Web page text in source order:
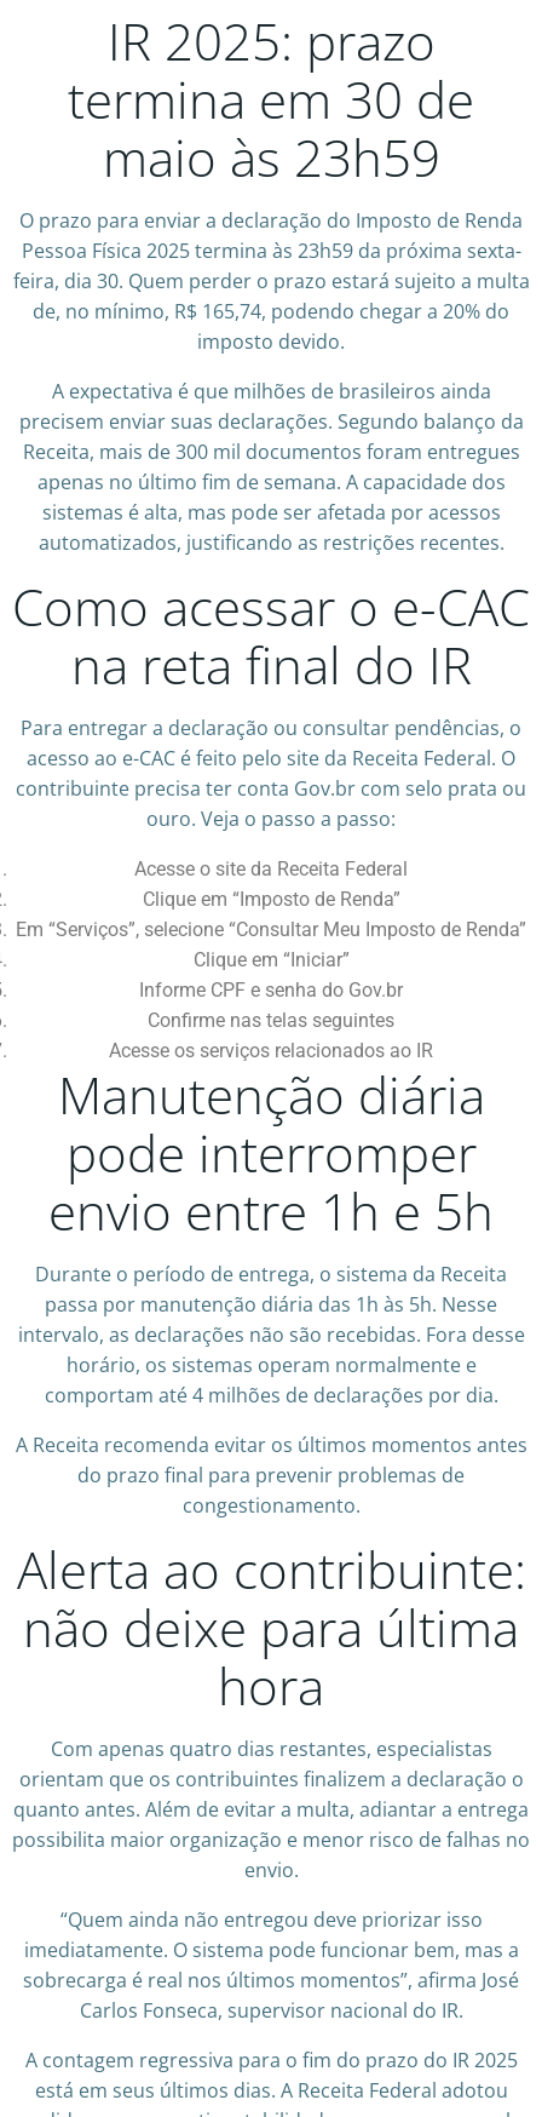
IR 2025: prazo
termina em 30 de
maio às 23h59
O prazo para enviar a declaração do Imposto de Renda
Pessoa Física 2025 termina às 23h59 da próxima sexta-
feira, dia 30. Quem perder o prazo estará sujeito a multa
de, no mínimo, R$ 165,74, podendo chegar a 20% do
imposto devido.
A expectativa é que milhões de brasileiros ainda
precisem enviar suas declarações. Segundo balanço da
Receita, mais de 300 mil documentos foram entregues
apenas no último fim de semana. A capacidade dos
sistemas é alta, mas pode ser afetada por acessos
automatizados, justificando as restrições recentes.
Como acessar o e-CAC
na reta final do IR
Para entregar a declaração ou consultar pendências, o
acesso ao e-CAC é feito pelo site da Receita Federal. O
contribuinte precisa ter conta Gov.br com selo prata ou
ouro. Veja o passo a passo:
Acesse o site da Receita Federal
Clique em “Imposto de Renda”
Em “Serviços”, selecione “Consultar Meu Imposto de Renda”
Clique em “Iniciar”
Informe CPF e senha do Gov.br
Confirme nas telas seguintes
Acesse os serviços relacionados ao IR
Manutenção diária
pode interromper
envio entre 1h e 5h
Durante o período de entrega, o sistema da Receita
passa por manutenção diária das 1h às 5h. Nesse
intervalo, as declarações não são recebidas. Fora desse
horário, os sistemas operam normalmente e
comportam até 4 milhões de declarações por dia.
A Receita recomenda evitar os últimos momentos antes
do prazo final para prevenir problemas de
congestionamento.
Alerta ao contribuinte:
não deixe para última
hora
Com apenas quatro dias restantes, especialistas
orientam que os contribuintes finalizem a declaração o
quanto antes. Além de evitar a multa, adiantar a entrega
possibilita maior organização e menor risco de falhas no
envio.
“Quem ainda não entregou deve priorizar isso
imediatamente. O sistema pode funcionar bem, mas a
sobrecarga é real nos últimos momentos”, afirma José
Carlos Fonseca, supervisor nacional do IR.
A contagem regressiva para o fim do prazo do IR 2025
está em seus últimos dias. A Receita Federal adotou